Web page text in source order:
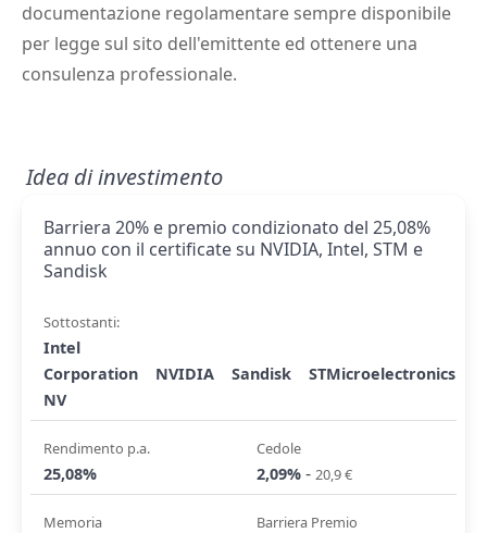
documentazione regolamentare sempre disponibile
per legge sul sito dell'emittente ed ottenere una
consulenza professionale.
Idea di investimento
Barriera 20% e premio condizionato del 25,08%
annuo con il certificate su NVIDIA, Intel, STM e
Sandisk
Sottostanti:
Intel
Corporation
NVIDIA Sandisk
STMicroelectronics
NV
Rendimento p.a.
25,08%
Cedole
2,09% - 20,9 €
Memoria Barriera Premio